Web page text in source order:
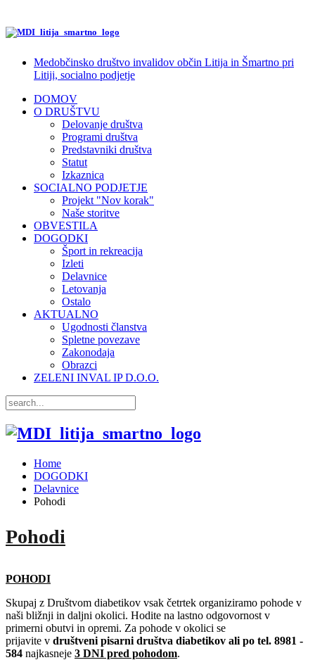
Medobčinsko društvo invalidov občin Litija in Šmartno pri
Litiji, socialno podjetje
DOMOV
O DRUŠTVU
Delovanje društva
Programi društva
Predstavniki društva
Statut
Izkaznica
SOCIALNO PODJETJE
Projekt "Nov korak"
Naše storitve
OBVESTILA
DOGODKI
Šport in rekreacija
Izleti
Delavnice
Letovanja
Ostalo
AKTUALNO
Ugodnosti članstva
Spletne povezave
Zakonodaja
Obrazci
ZELENI INVAL IP D.O.O.
Home
DOGODKI
Delavnice
Pohodi
Pohodi
POHODI
Skupaj z Društvom diabetikov vsak četrtek organiziramo pohode v
naši bližnji in daljni okolici. Hodite na lastno odgovornost v
primerni obutvi in opremi. Za pohode v okolici se
prijavite v društveni pisarni društva diabetikov ali po tel. 8981 -
584 najkasneje 3 DNI pred pohodom.